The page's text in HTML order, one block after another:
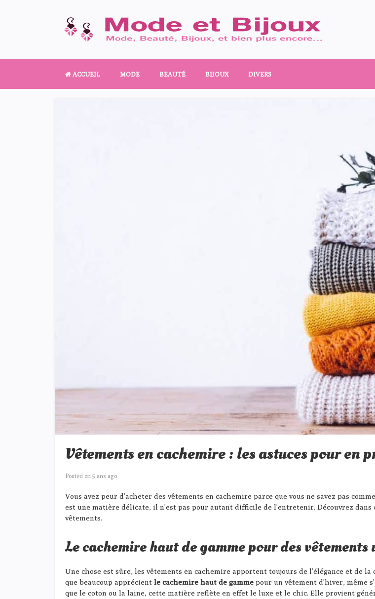
ACCUEIL MODE BEAUTÉ BIJOUX DIVERS
Vêtements en cachemire : les astuces pour en
Posted on 5 ans ago
Vous avez peur d’acheter des vêtements en cachemire parce que vous ne savez pas
est une matière délicate, il n’est pas pour autant difficile de l’entretenir. Découvrez
vêtements.
Le cachemire haut de gamme pour des vêtements
Une chose est sûre, les vêtements en cachemire apportent toujours de l’élégance et de
que beaucoup apprécient le cachemire haut de gamme pour un vêtement d’hiver, même
que le coton ou la laine, cette matière reflète en effet le luxe et le chic. Elle provient